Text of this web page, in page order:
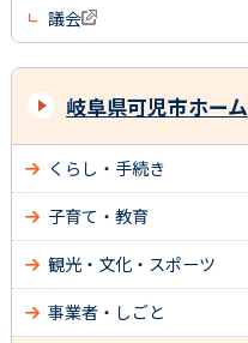
議会
岐阜県可児市ホーム
くらし・手続き
子育て・教育
観光・文化・スポーツ
事業者・しごと